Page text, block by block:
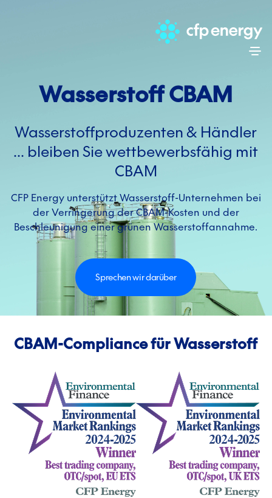
Wasserstoff CBAM
Wasserstoffproduzenten & Händler
… bleiben Sie wettbewerbsfähig mit
CBAM
CFP Energy unterstützt Wasserstoff-Unternehmen bei
der Verringerung der CBAM-Kosten und der
Beschleunigung einer grünen Wasserstoffannahme.
Sprechen wir darüber
CBAM-Compliance für Wasserstoff